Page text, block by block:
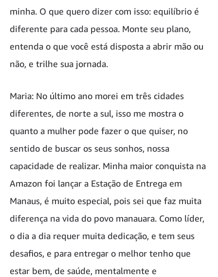
minha. O que quero dizer com isso: equilíbrio é
diferente para cada pessoa. Monte seu plano,
entenda o que você está disposta a abrir mão ou
não, e trilhe sua jornada.
Maria: No último ano morei em três cidades
diferentes, de norte a sul, isso me mostra o
quanto a mulher pode fazer o que quiser, no
sentido de buscar os seus sonhos, nossa
capacidade de realizar. Minha maior conquista na
Amazon foi lançar a Estação de Entrega em
Manaus, é muito especial, pois sei que faz muita
diferença na vida do povo manauara. Como líder,
o dia a dia requer muita dedicação, e tem seus
desafios, e para entregar o melhor tenho que
estar bem, de saúde, mentalmente e